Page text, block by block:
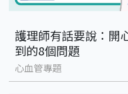
護理師有話要說：開
到的8個問題
心血管專題